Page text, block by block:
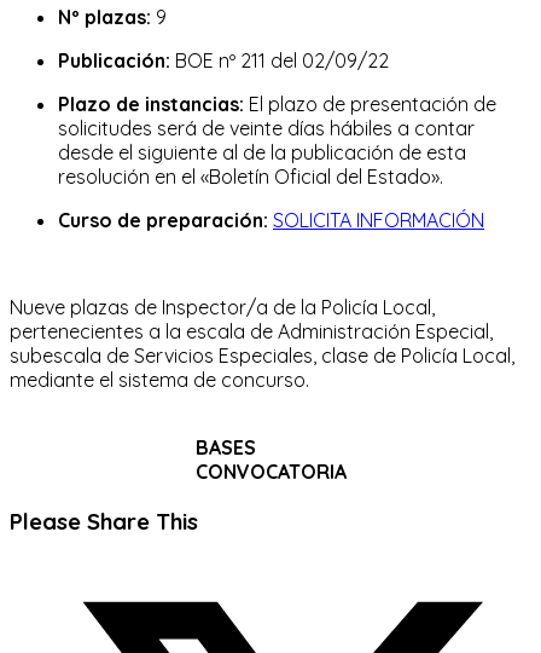
Nº plazas: 9
Publicación: BOE nº 211 del 02/09/22
Plazo de instancias: El plazo de presentación de
solicitudes será de veinte días hábiles a contar
desde el siguiente al de la publicación de esta
resolución en el «Boletín Oficial del Estado».
Curso de preparación: SOLICITA INFORMACIÓN
Nueve plazas de Inspector/a de la Policía Local,
pertenecientes a la escala de Administración Especial,
subescala de Servicios Especiales, clase de Policía Local,
mediante el sistema de concurso.
BASES
CONVOCATORIA
Please Share ThisCompartir